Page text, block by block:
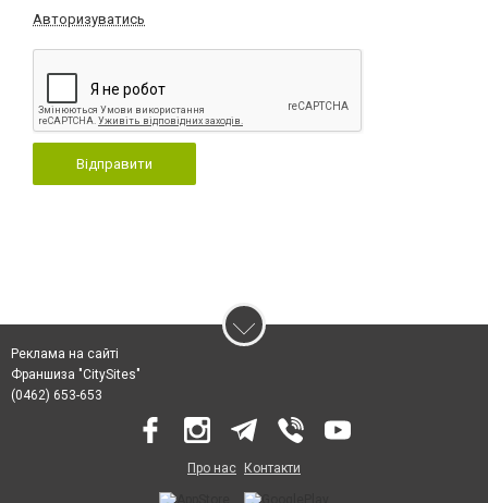
Авторизуватись
Відправити
Реклама на сайті
Франшиза "CitySites"
(0462) 653-653
Про нас Контакти